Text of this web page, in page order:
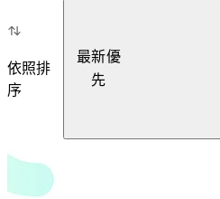
依照排
序
最新優
先